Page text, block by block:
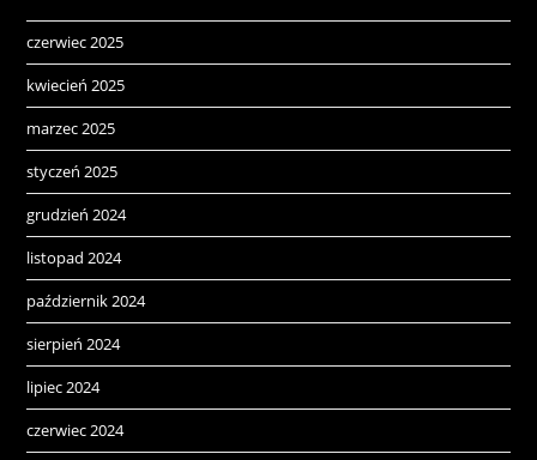
czerwiec 2025
kwiecień 2025
marzec 2025
styczeń 2025
grudzień 2024
listopad 2024
październik 2024
sierpień 2024
lipiec 2024
czerwiec 2024